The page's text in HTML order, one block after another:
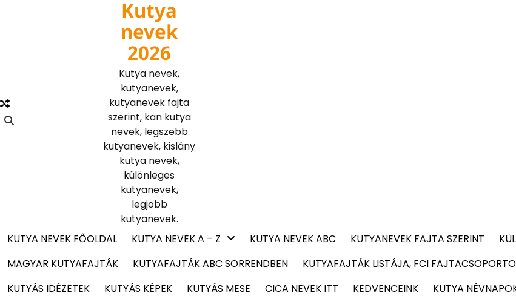
Kutya
nevek
2026
Kutya nevek,
kutyanevek,
kutyanevek fajta
szerint, kan kutya
nevek, legszebb
kutyanevek, kislány
kutya nevek,
különleges
kutyanevek,
legjobb
kutyanevek.
KUTYA NEVEK FŐOLDAL
KUTYA NEVEK A – Z KUTYA NEVEK ABC KUTYANEVEK FAJTA SZERINT
MAGYAR KUTYAFAJTÁK
KUTYAFAJTÁK ABC SORRENDBEN KUTYAFAJTÁK LISTÁJA, FCI
KUTYÁS IDÉZETEK
KUTYÁS KÉPEK KUTYÁS MESE CICA NEVEK ITT KEDVENCEINK KUTYA